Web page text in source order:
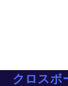
クロスボ